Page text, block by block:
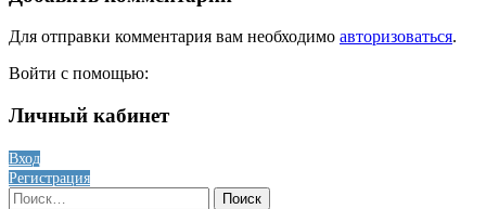
Для отправки комментария вам необходимо авторизоваться.
Войти с помощью:
Личный кабинет
Вход
Регистрация
Найти: